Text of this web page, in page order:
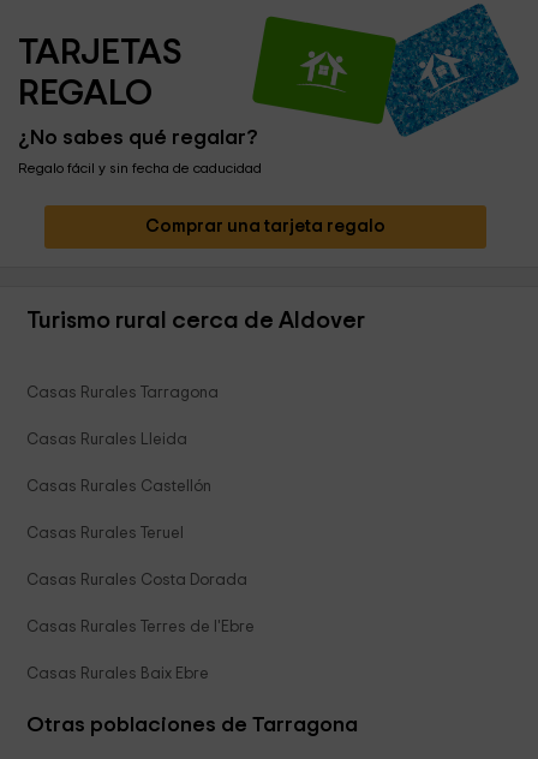
TARJETAS
REGALO
¿No sabes qué regalar?
Regalo fácil y sin fecha de caducidad
Comprar una tarjeta regalo
Turismo rural cerca de Aldover
Casas Rurales Tarragona
Casas Rurales Lleida
Casas Rurales Castellón
Casas Rurales Teruel
Casas Rurales Costa Dorada
Casas Rurales Terres de l'Ebre
Casas Rurales Baix Ebre
Otras poblaciones de Tarragona